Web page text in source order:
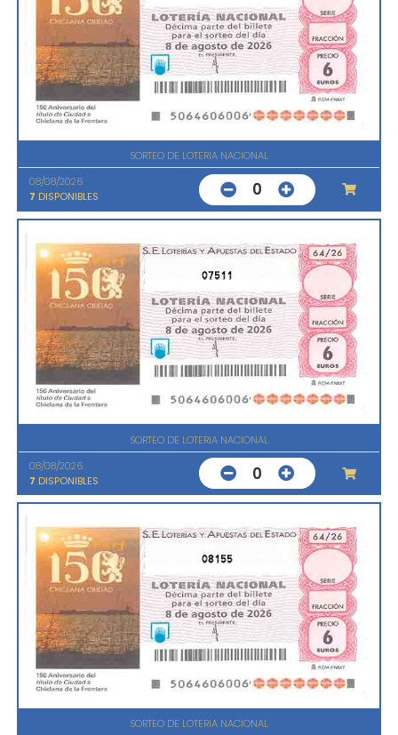
SORTEO DE LOTERIA NACIONAL
08/08/2026
7 DISPONIBLES 0
07511
SORTEO DE LOTERIA NACIONAL
08/08/2026
7 DISPONIBLES 0
08155
SORTEO DE LOTERIA NACIONAL